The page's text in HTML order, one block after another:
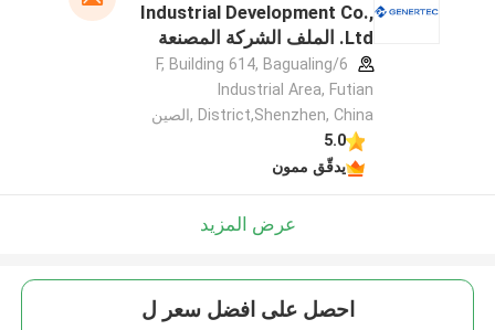
Industrial Development Co.,
Ltd. الملف الشركة المصنعة
6/F, Building 614, Bagualing
Industrial Area, Futian
District,Shenzhen, China ,الصين
5.0
يدقّق ممون
عرض المزيد
احصل على افضل سعر ل